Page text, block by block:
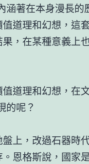
涵著在本身漫長的
道理和幻想，這
，在某種意義上
道理和幻想，在
的呢？
上，改過石器時
恩格斯說，國家